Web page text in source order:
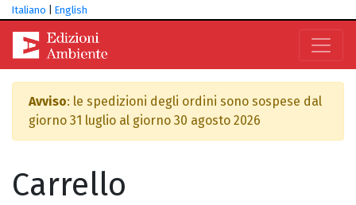
Italiano English
Avviso: le spedizioni degli ordini sono sospese dal
giorno 31 luglio al giorno 30 agosto 2026
Carrello